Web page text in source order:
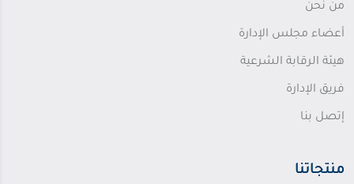
من نحن
أعضاء مجلس الإدارة
هيئة الرقابة الشرعية
فريق الإدارة
إتصل بنا
منتجاتنا